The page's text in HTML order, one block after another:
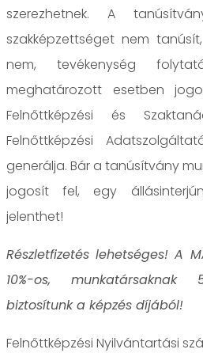
szerezhetnek. A
szakképzettséget nem
nem, tevékenység
meghatározott esetben
Felnőttképzési és
Felnőttképzési
generálja. Bár a tanúsítvány
jogosít fel, egy
jelenthet!
Részletfizetés lehetséges! A
10%-os, munkatársaknak
biztosítunk a képzés díjából!
Felnőttképzési Nyilvántartási